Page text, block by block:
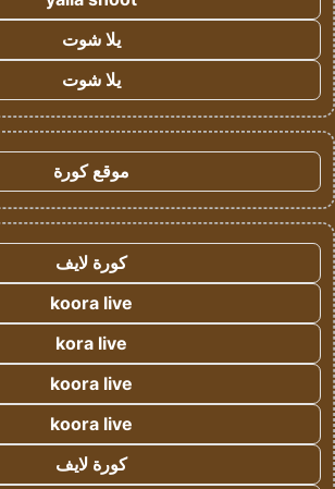
يلا شوت
يلا شوت
موقع كورة
كورة لايف
koora live
kora live
koora live
koora live
كورة لايف